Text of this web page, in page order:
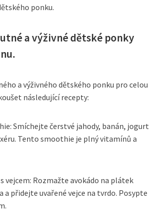
ponku.
a výživné dětské ponky
a výživného dětského ponku pro celou
následující recepty:
Smíchejte čerstvé jahody, banán, jogurt
Tento smoothie je plný vitamínů a
vejcem: Rozmažte avokádo na plátek
a přidejte uvařené vejce na tvrdo. Posypte